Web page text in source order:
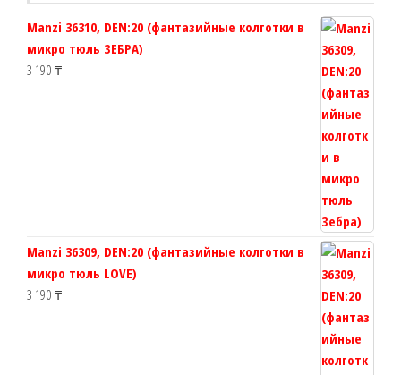
Manzi 36310, DEN:20 (фантазийные колготки в
микро тюль ЗЕБРА)
3 190 ₸
Manzi 36309, DEN:20 (фантазийные колготки в
микро тюль LOVE)
3 190 ₸